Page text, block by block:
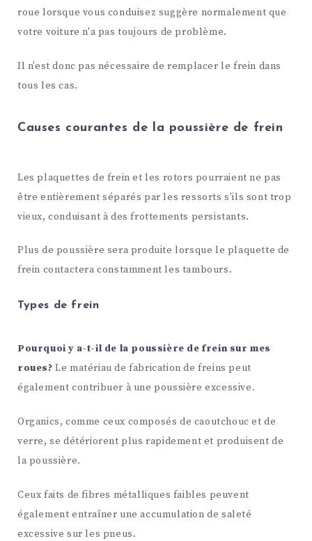
roue lorsque vous conduisez suggère normalement que
votre voiture n'a pas toujours de problème.
Il n'est donc pas nécessaire de remplacer le frein dans
tous les cas.
Causes courantes de la poussière de frein
Les plaquettes de frein et les rotors pourraient ne pas
être entièrement séparés par les ressorts s'ils sont trop
vieux, conduisant à des frottements persistants.
Plus de poussière sera produite lorsque le plaquette de
frein contactera constamment les tambours.
Types de frein
Pourquoi y a-t-il de la poussière de frein sur mes
roues? Le matériau de fabrication de freins peut
également contribuer à une poussière excessive.
Organics, comme ceux composés de caoutchouc et de
verre, se détériorent plus rapidement et produisent de
la poussière.
Ceux faits de fibres métalliques faibles peuvent
également entraîner une accumulation de saleté
excessive sur les pneus.